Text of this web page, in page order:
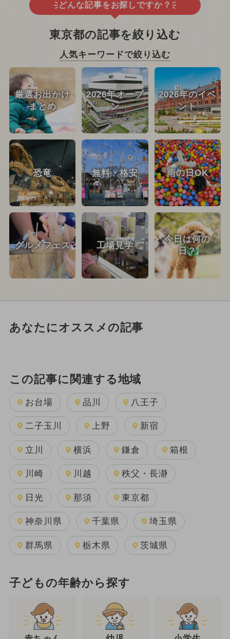
どんな記事をお探しですか？
東京都の記事を絞り込む
人気キーワードで絞り込む
厳選お出かけ
まとめ
2026年オープ
ン
2026年のイベ
ント
恐竜 無料・格安 雨の日OK
グルメフェス 工場見学
今日は何の
日？
あなたにオススメの記事
この記事に関連する地域
お台場 品川 八王子
二子玉川 上野 新宿
立川 横浜 鎌倉 箱根
川崎 川越 秩父・長瀞
日光 那須 東京都
神奈川県 千葉県 埼玉県
群馬県 栃木県 茨城県
子どもの年齢から探す